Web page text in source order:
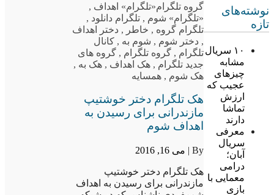
نوشته‌های
تازه
۱۰ سریال
مشابه
چیزهای
عجیب که
ارزش
تماشا
دارند
معرفی
سریال
آبان؛
درامی
معمایی با
بازی
گروه تلگرام«تلگرام» اهداف ,
«تلگرام» شوم , تلگرام دانلود ,
تلگرام گروه , خاطر , دختر اهداف
, دختر شوم , شوم به , کانال
تلگرام , گروه تلگرام , گروه های
جدید تلگرام , هک اهداف , هک به ,
هک شوم , همسایه
هک تلگرام دختر خوشتیپ
مازندرانی برای رسیدن به
اهداف شوم
By | می 16, 2016
هک تلگرام دختر خوشتیپ
مازندرانی برای رسیدن به اهداف